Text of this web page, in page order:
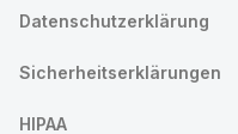
Datenschutzerklärung
Sicherheitserklärungen
HIPAA